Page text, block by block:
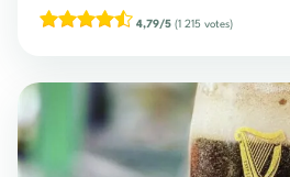
4,79/5 (1 215 votes)